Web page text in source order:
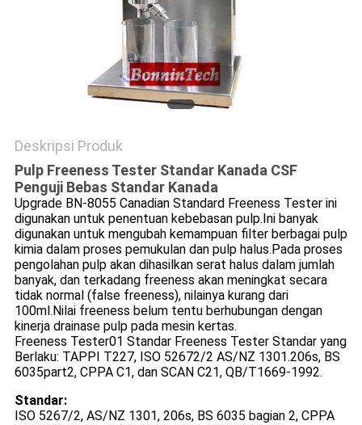
Deskripsi Produk
Pulp Freeness Tester Standar Kanada CSF
Penguji Bebas Standar Kanada
Upgrade BN-8055 Canadian Standard Freeness Tester ini
digunakan untuk penentuan kebebasan pulp.Ini banyak
digunakan untuk mengubah kemampuan filter berbagai pulp
kimia dalam proses pemukulan dan pulp halus.Pada proses
pengolahan pulp akan dihasilkan serat halus dalam jumlah
banyak, dan terkadang freeness akan meningkat secara
tidak normal (false freeness), nilainya kurang dari
100ml.Nilai freeness belum tentu berhubungan dengan
kinerja drainase pulp pada mesin kertas.
Freeness Tester01 Standar Freeness Tester Standar yang
Berlaku: TAPPI T227, ISO 52672/2 AS/NZ 1301.206s, BS
6035part2, CPPA C1, dan SCAN C21, QB/T1669-1992.
Standar:
ISO 5267/2, AS/NZ 1301, 206s, BS 6035 bagian 2, CPPA